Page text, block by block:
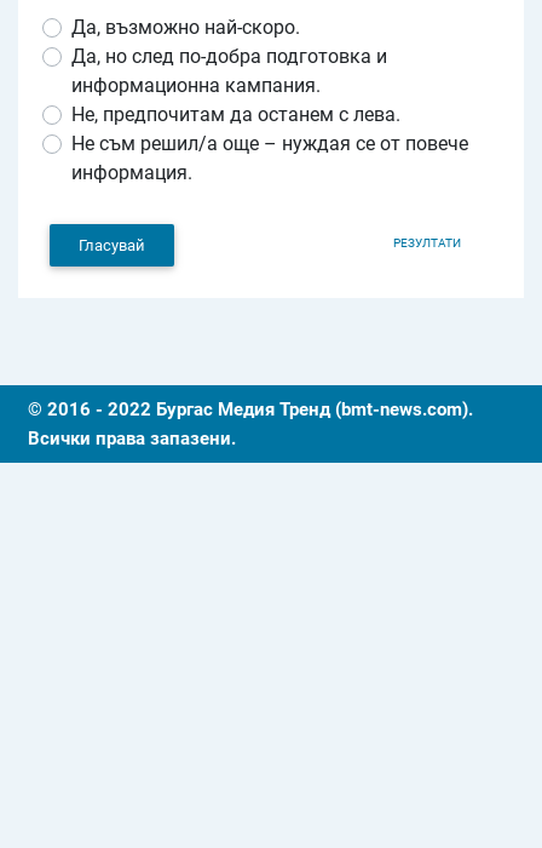
Да, възможно най-скоро.
Да, но след по-добра подготовка и
информационна кампания.
Не, предпочитам да останем с лева.
Не съм решил/а още – нуждая се от повече
информация.
Гласувай РЕЗУЛТАТИ
© 2016 - 2022 Бургас Медия Тренд (bmt-news.com).
Всички права запазени.